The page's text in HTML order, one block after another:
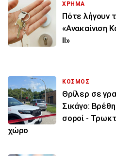
ΧΡΗΜΑ
Πότε λήγουν
«Ανακαίνιση
ΙΙ»
ΚΟΣΜΟΣ
Θρίλερ σε
Σικάγο:
σοροί -
χώρο